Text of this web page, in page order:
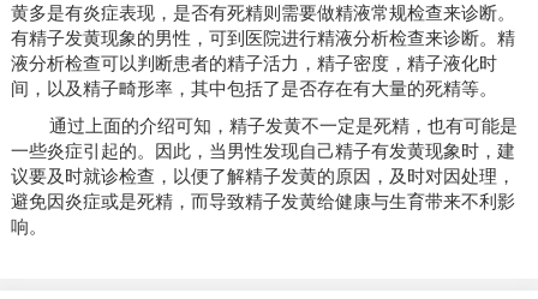
黄多是有炎症表现，是否有死精则需要做精液常规检查来诊断。
有精子发黄现象的男性，可到医院进行精液分析检查来诊断。精
液分析检查可以判断患者的精子活力，精子密度，精子液化时
间，以及精子畸形率，其中包括了是否存在有大量的死精等。
通过上面的介绍可知，精子发黄不一定是死精，也有可能是
一些炎症引起的。因此，当男性发现自己精子有发黄现象时，建
议要及时就诊检查，以便了解精子发黄的原因，及时对因处理，
避免因炎症或是死精，而导致精子发黄给健康与生育带来不利影
响。